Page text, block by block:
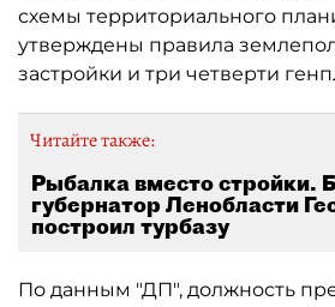
схемы территориального
утверждены правила
застройки и три четверти
Читайте также:
Рыбалка вместо стройки.
губернатор Ленобласти
построил турбазу
По данным "ДП", должность